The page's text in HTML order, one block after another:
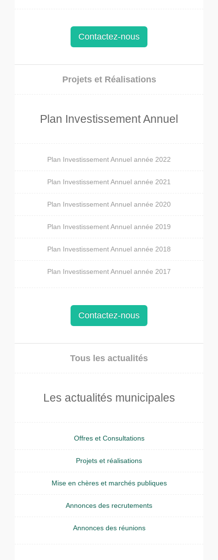
Contactez-nous
Projets et Réalisations
Plan Investissement Annuel
Plan Investissement Annuel année 2022
Plan Investissement Annuel année 2021
Plan Investissement Annuel année 2020
Plan Investissement Annuel année 2019
Plan Investissement Annuel année 2018
Plan Investissement Annuel année 2017
Contactez-nous
Tous les actualités
Les actualités municipales
Offres et Consultations
Projets et réalisations
Mise en chères et marchés publiques
Annonces des recrutements
Annonces des réunions